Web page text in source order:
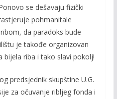
se dešavaju fizički
pohmanitale
da paradoks bude
je takođe organizovan
riba i tako slavi pokolj!
predsjednik skupštine U.G.
za očuvanje ribljeg fonda i